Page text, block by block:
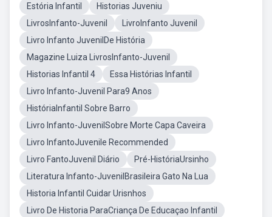
Estória Infantil
Historias Juveniu
LivrosInfanto-Juvenil
LivroInfanto Juvenil
Livro Infanto JuvenilDe História
Magazine Luiza LivrosInfanto-Juvenil
Historias Infantil 4
Essa Histórias Infantil
Livro Infanto-Juvenil Para9 Anos
HistóriaInfantil Sobre Barro
Livro Infanto-JuvenilSobre Morte Capa Caveira
Livro InfantoJuvenile Recommended
Livro FantoJuvenil Diário
Pré-HistóriaUrsinho
Literatura Infanto-JuvenilBrasileira Gato Na Lua
Historia Infantil Cuidar Urisnhos
Livro De Historia ParaCriança De Educaçao Infantil